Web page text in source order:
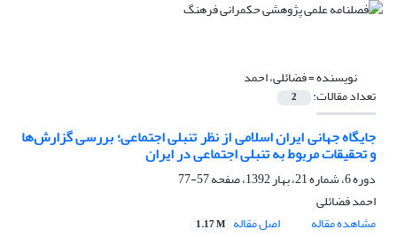
نویسنده =فضائلی، احمد
تعداد مقالات: 2
جایگاه جهانی ایران اسلامی از نظر تنبلی اجتماعی؛ بررسی گزارش‌ها
و تحقیقات مربوط به تنبلی اجتماعی در ایران
دوره 6، شماره 21، بهار 1392، صفحه
57-77
احمد فضائلی
مشاهده مقاله
اصل مقاله 1.17 M